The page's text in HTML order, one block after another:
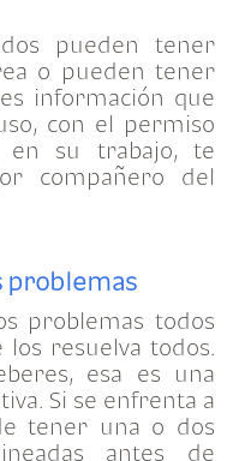
pueden tener
o pueden tener
información que
con el permiso
en su trabajo, te
compañero del
problemas
problemas todos
los resuelva todos.
esa es una
Si se enfrenta a
tener una o dos
antes de